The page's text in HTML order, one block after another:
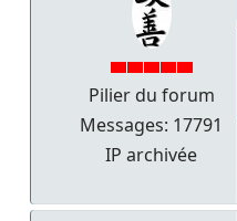
Pilier du forum
Messages: 17791
IP archivée